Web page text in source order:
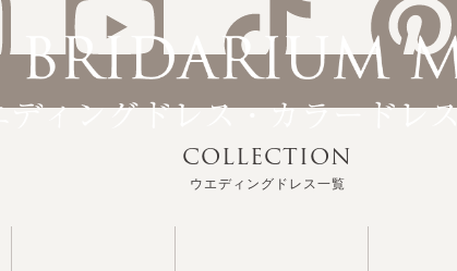
COLLECTION
ウエディングドレス一覧